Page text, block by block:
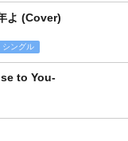
よ (Cover)
シングル
to You-